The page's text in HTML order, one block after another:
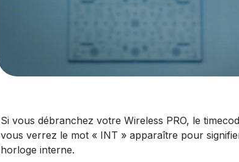
Si vous débranchez votre Wireless PRO, le
vous verrez le mot « INT » apparaître pour
horloge interne.